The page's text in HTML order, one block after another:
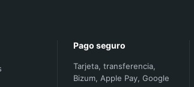
Pago seguro
Tarjeta, transferencia,
Bizum, Apple Pay, Google